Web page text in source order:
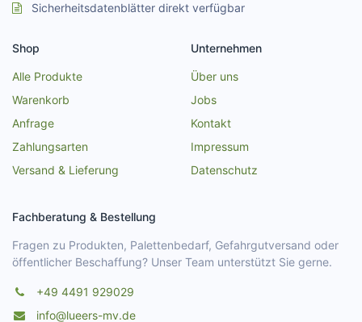
Sicherheitsdatenblätter direkt verfügbar
Shop
Alle Produkte
Warenkorb
Anfrage
Zahlungsarten
Versand & Lieferung
Unternehmen
Über uns
Jobs
Kontakt
Impressum
Datenschutz
Fachberatung & Bestellung
Fragen zu Produkten, Palettenbedarf, Gefahrgutversand oder
öffentlicher Beschaffung? Unser Team unterstützt Sie gerne.
+49 4491 929029
info@lueers-mv.de